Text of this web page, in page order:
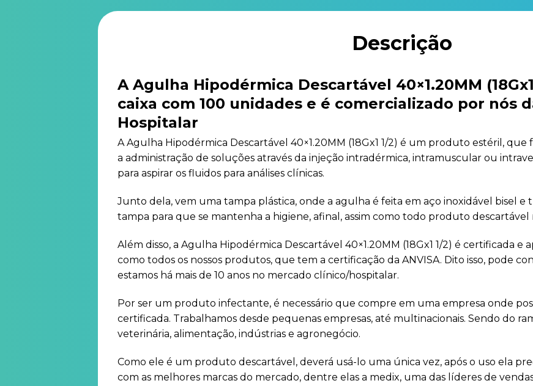
Descrição
A Agulha Hipodérmica Descartável 40×1.20MM
caixa com 100 unidades e é comercializado por nós
Hospitalar
A Agulha Hipodérmica Descartável 40×1.20MM (18Gx1 1/2) é um produto estéril,
a administração de soluções através da injeção intradérmica, intramuscular ou
para aspirar os fluidos para análises clínicas.
Junto dela, vem uma tampa plástica, onde a agulha é feita em aço inoxidável bisel e
tampa para que se mantenha a higiene, afinal, assim como todo produto descartável
Além disso, a Agulha Hipodérmica Descartável 40×1.20MM (18Gx1 1/2) é certificada e
como todos os nossos produtos, que tem a certificação da ANVISA. Dito isso, pode
estamos há mais de 10 anos no mercado clínico/hospitalar.
Por ser um produto infectante, é necessário que compre em uma empresa onde
certificada. Trabalhamos desde pequenas empresas, até multinacionais. Sendo do
veterinária, alimentação, indústrias e agronegócio.
Como ele é um produto descartável, deverá usá-lo uma única vez, após o uso ela
com as melhores marcas do mercado, dentre elas a medix, uma das líderes de